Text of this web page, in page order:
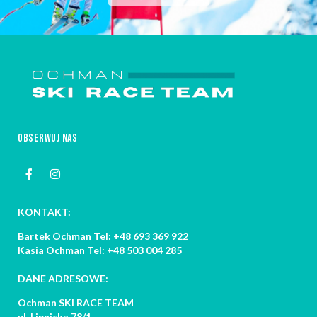
OBSERWUJ NAS
KONTAKT:
Bartek Ochman Tel: +48 693 369 922
Kasia Ochman Tel: +48 503 004 285
DANE ADRESOWE:
Ochman SKI RACE TEAM